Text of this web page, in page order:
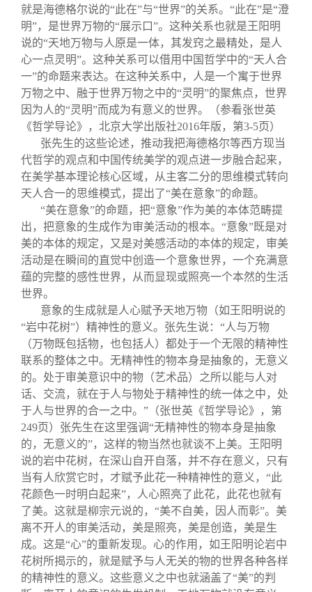
就是海德格尔说的“此在”与“世界”的关系。“此在”是“澄
明”，是世界万物的“展示口”。这种关系也就是王阳明
说的“天地万物与人原是一体，其发窍之最精处，是人
心一点灵明”。这种关系可以借用中国哲学中的“天人合
一”的命题来表达。在这种关系中，人是一个寓于世界
万物之中、融于世界万物之中的“灵明”的聚焦点，世界
因为人的“灵明”而成为有意义的世界。（参看张世英
《哲学导论》，北京大学出版社2016年版，第3-5页）
张先生的这些论述，推动我把海德格尔等西方现当
代哲学的观点和中国传统美学的观点进一步融合起来，
在美学基本理论核心区域，从主客二分的思维模式转向
天人合一的思维模式，提出了“美在意象”的命题。
“美在意象”的命题，把“意象”作为美的本体范畴提
出，把意象的生成作为审美活动的根本。“意象”既是对
美的本体的规定，又是对美感活动的本体的规定，审美
活动是在瞬间的直觉中创造一个意象世界，一个充满意
蕴的完整的感性世界，从而显现或照亮一个本然的生活
世界。
意象的生成就是人心赋予天地万物（如王阳明说的
“岩中花树”）精神性的意义。张先生说：“人与万物
（万物既包括物，也包括人）都处于一个无限的精神性
联系的整体之中。无精神性的物本身是抽象的，无意义
的。处于审美意识中的物（艺术品）之所以能与人对
话、交流，就在于人与物处于精神性的统一体之中，处
于人与世界的合一之中。”（张世英《哲学导论》，第
249页）张先生在这里强调“无精神性的物本身是抽象
的，无意义的”，这样的物当然也就谈不上美。王阳明
说的岩中花树，在深山自开自落，并不存在意义，只有
当有人欣赏它时，才赋予此花一种精神性的意义，“此
花颜色一时明白起来”，人心照亮了此花，此花也就有
了美。这就是柳宗元说的，“美不自美，因人而彰”。美
离不开人的审美活动，美是照亮，美是创造，美是生
成。这是“心”的重新发现。心的作用，如王阳明论岩中
花树所揭示的，就是赋予与人无关的物的世界各种各样
的精神性的意义。这些意义之中也就涵盖了“美”的判